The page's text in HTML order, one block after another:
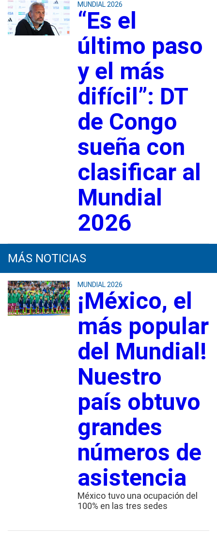
MUNDIAL 2026
“Es el
último paso
y el más
difícil”: DT
de Congo
sueña con
clasificar al
Mundial
2026
MÁS NOTICIAS
MUNDIAL 2026
¡México, el
más popular
del Mundial!
Nuestro
país obtuvo
grandes
números de
asistencia
México tuvo una ocupación del
100% en las tres sedes